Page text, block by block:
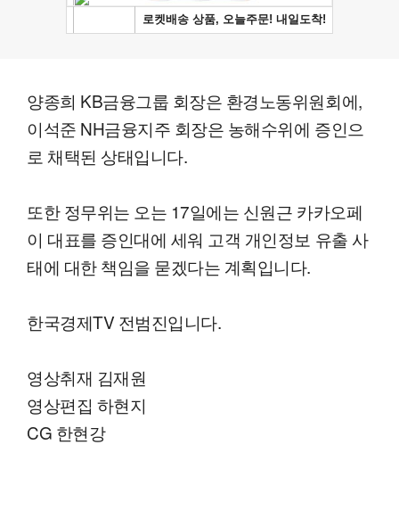
양종희 KB금융그룹 회장은 환경노동위원회에,
이석준 NH금융지주 회장은 농해수위에 증인으
로 채택된 상태입니다.
또한 정무위는 오는 17일에는 신원근 카카오페
이 대표를 증인대에 세워 고객 개인정보 유출 사
태에 대한 책임을 묻겠다는 계획입니다.
한국경제TV 전범진입니다.
영상취재 김재원
영상편집 하현지
CG 한현강